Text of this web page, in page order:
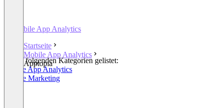
Mobile App Analytics
Startseite
Mobile App Analytics
Apptopia
In den folgenden Kategorien gelistet:
Mobile App Analytics
Mobile Marketing